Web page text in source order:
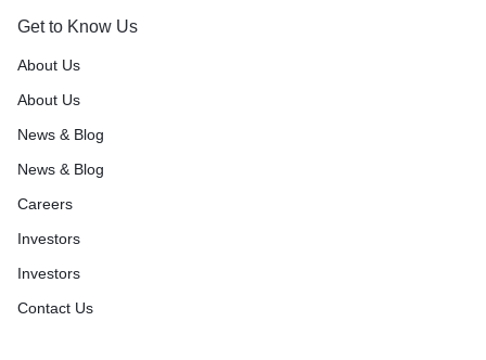
Get to Know Us
About Us
About Us
News & Blog
News & Blog
Careers
Investors
Investors
Contact Us